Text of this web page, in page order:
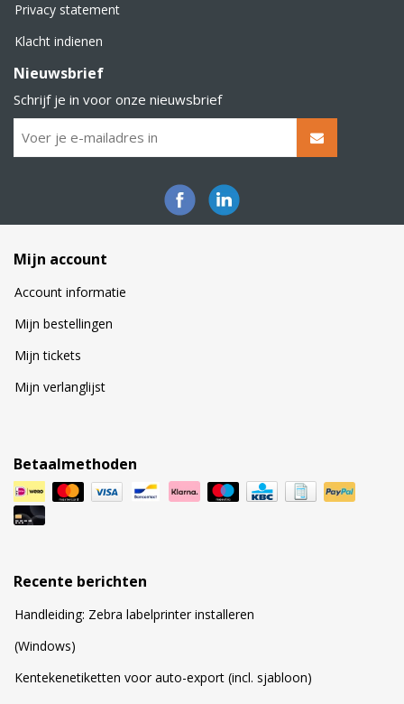
Privacy statement
Klacht indienen
Nieuwsbrief
Schrijf je in voor onze nieuwsbrief
Mijn account
Account informatie
Mijn bestellingen
Mijn tickets
Mijn verlanglijst
Betaalmethoden
Recente berichten
Handleiding: Zebra labelprinter installeren
(Windows)
Kentekenetiketten voor auto-export (incl. sjabloon)